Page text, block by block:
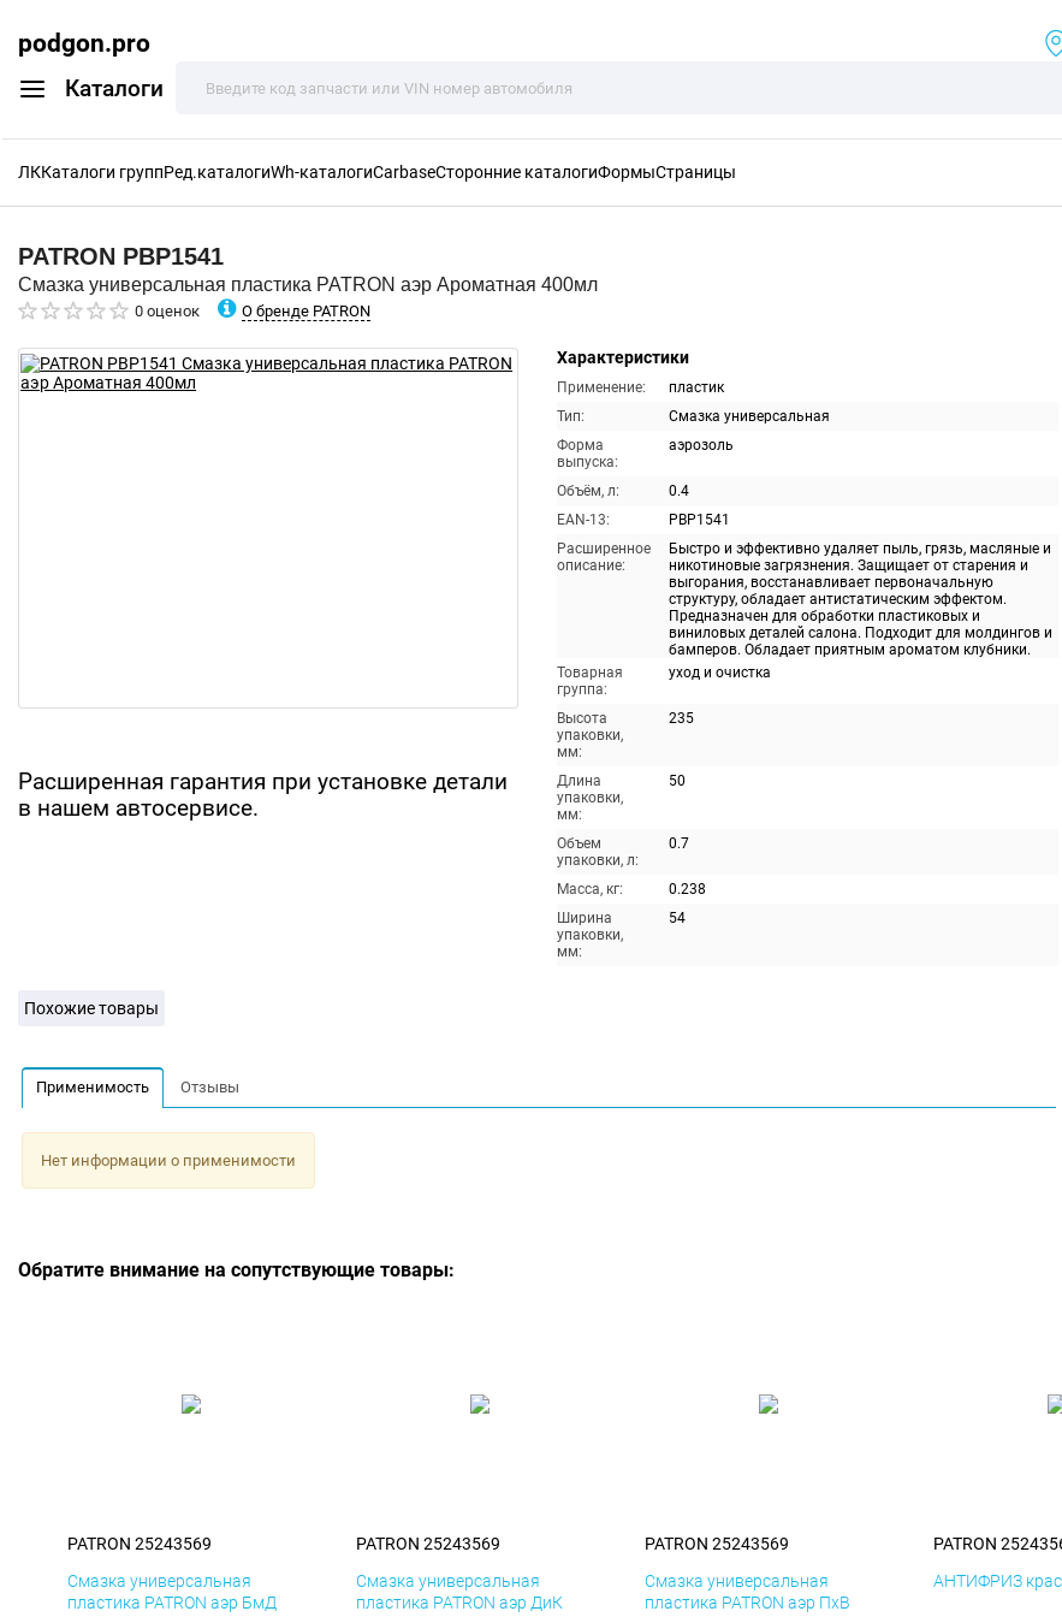
podgon.pro
Каталоги
ЛККаталоги группРед.каталогиWh-каталогиCarbaseСторонние каталогиФормыСтраницы
PATRON PBP1541
Смазка универсальная пластика PATRON аэр Ароматная 400мл
0 оценок О бренде PATRON
Расширенная гарантия при установке детали
в нашем автосервисе.
Характеристики
Применение:
пластик
Тип:
Смазка универсальная
Форма
выпуска:
аэрозоль
Объём, л:
0.4
EAN-13:
PBP1541
Расширенное
описание:
Быстро и эффективно удаляет пыль, грязь, масляные и
никотиновые загрязнения. Защищает от старения и
выгорания, восстанавливает первоначальную
структуру, обладает антистатическим эффектом.
Предназначен для обработки пластиковых и
виниловых деталей салона. Подходит для молдингов и
бамперов. Обладает приятным ароматом клубники.
Товарная
группа:
уход и очистка
Высота
упаковки,
мм:
235
Длина
упаковки,
мм:
50
Объем
упаковки, л:
0.7
Масса, кг:
0.238
Ширина
упаковки,
мм:
54
Похожие товары
Применимость Отзывы
Нет информации о применимости
Обратите внимание на сопутствующие товары:
PATRON 25243569
Смазка универсальная
пластика PATRON аэр БмД
PATRON 25243569
Смазка универсальная
пластика PATRON аэр ДиК
PATRON 25243569
Смазка универсальная
пластика PATRON аэр ПхВ
PATRON
АНТИФРИЗ